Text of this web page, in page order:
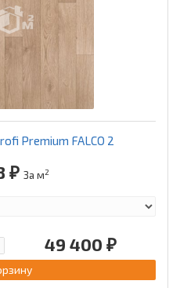
Premium FALCO 2
₽ За м2
49 400 ₽